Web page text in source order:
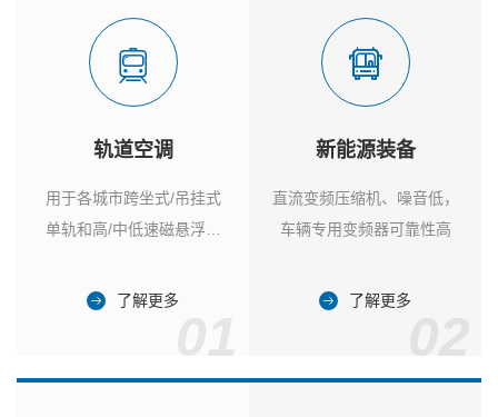
轨道空调
用于各城市跨坐式/吊挂式
单轨和高/中低速磁悬浮列
了解更多
新能源装备
直流变频压缩机、噪音低，
车辆专用变频器可靠性高
了解更多